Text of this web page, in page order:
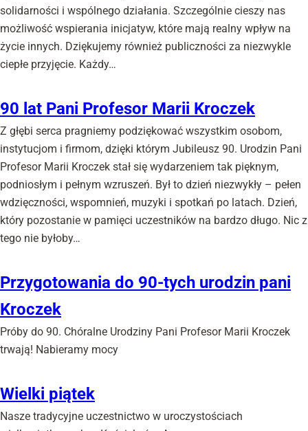
solidarności i wspólnego działania. Szczególnie cieszy nas
możliwość wspierania inicjatyw, które mają realny wpływ na
życie innych. Dziękujemy również publiczności za niezwykle
ciepłe przyjęcie. Każdy…
90 lat Pani Profesor Marii Kroczek
Z głębi serca pragniemy podziękować wszystkim osobom,
instytucjom i firmom, dzięki którym Jubileusz 90. Urodzin Pani
Profesor Marii Kroczek stał się wydarzeniem tak pięknym,
podniosłym i pełnym wzruszeń. Był to dzień niezwykły – pełen
wdzięczności, wspomnień, muzyki i spotkań po latach. Dzień,
który pozostanie w pamięci uczestników na bardzo długo. Nic z
tego nie byłoby…
Przygotowania do 90-tych urodzin pani
Kroczek
Próby do 90. Chóralne Urodziny Pani Profesor Marii Kroczek
trwają! Nabieramy mocy
Wielki piątek
Nasze tradycyjne uczestnictwo w uroczystościach